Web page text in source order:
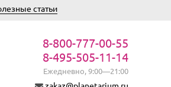
статьи
8-800-777-00-55
8-495-505-11-14
Ежедневно, 9:00—21:00